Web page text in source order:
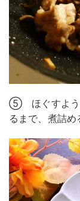
⑤ ほぐすよう
るまで、煮詰め